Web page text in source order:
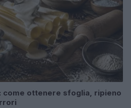
come ottenere sfoglia, ripieno